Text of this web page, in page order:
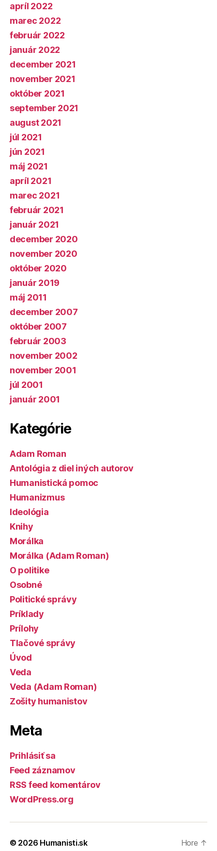
apríl 2022
marec 2022
február 2022
január 2022
december 2021
november 2021
október 2021
september 2021
august 2021
júl 2021
jún 2021
máj 2021
apríl 2021
marec 2021
február 2021
január 2021
december 2020
november 2020
október 2020
január 2019
máj 2011
december 2007
október 2007
február 2003
november 2002
november 2001
júl 2001
január 2001
Kategórie
Adam Roman
Antológia z diel iných autorov
Humanistická pomoc
Humanizmus
Ideológia
Knihy
Morálka
Morálka (Adam Roman)
O politike
Osobné
Politické správy
Príklady
Prílohy
Tlačové správy
Úvod
Veda
Veda (Adam Roman)
Zošity humanistov
Meta
Prihlásiť sa
Feed záznamov
RSS feed komentárov
WordPress.org
© 2026 Humanisti.sk Hore ↑